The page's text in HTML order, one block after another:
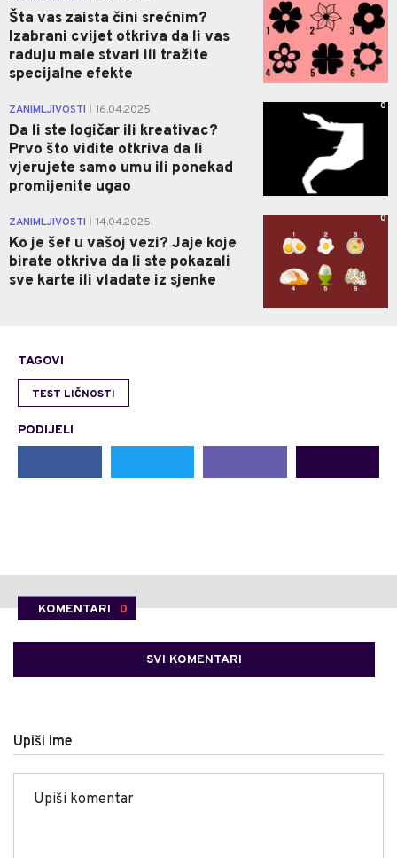
Šta vas zaista čini srećnim?
Izabrani cvijet otkriva da li vas
raduju male stvari ili tražite
specijalne efekte
ZANIMLJIVOSTI 16.04.2025.
Da li ste logičar ili kreativac?
Prvo što vidite otkriva da li
vjerujete samo umu ili ponekad
promijenite ugao
0
ZANIMLJIVOSTI 14.04.2025.
Ko je šef u vašoj vezi? Jaje koje
birate otkriva da li ste pokazali
sve karte ili vladate iz sjenke
0
TAGOVI
TEST LIČNOSTI
PODIJELI
KOMENTARI 0
SVI KOMENTARI
Upiši ime